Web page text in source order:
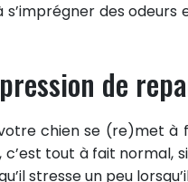
s’imprégner des
de
chien se (re)met
tout à fait normal,
stresse un peu